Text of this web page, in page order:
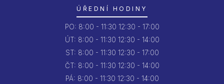
ÚŘEDNÍ HODINY
PO: 8:00 - 11:30 12:30 - 17:00
ÚT: 8:00 - 11:30 12:30 - 14:00
ST: 8:00 - 11:30 12:30 - 17:00
ČT: 8:00 - 11:30 12:30 - 14:00
PÁ: 8:00 - 11:30 12:30 - 14:00